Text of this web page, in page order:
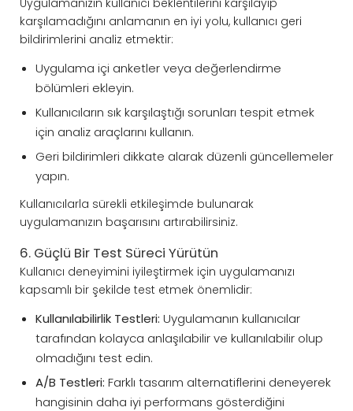
Uygulamanızın kullanıcı beklentilerini karşılayıp
karşılamadığını anlamanın en iyi yolu, kullanıcı geri
bildirimlerini analiz etmektir:
Uygulama içi anketler veya değerlendirme
bölümleri ekleyin.
Kullanıcıların sık karşılaştığı sorunları tespit etmek
için analiz araçlarını kullanın.
Geri bildirimleri dikkate alarak düzenli güncellemeler
yapın.
Kullanıcılarla sürekli etkileşimde bulunarak
uygulamanızın başarısını artırabilirsiniz.
6. Güçlü Bir Test Süreci Yürütün
Kullanıcı deneyimini iyileştirmek için uygulamanızı
kapsamlı bir şekilde test etmek önemlidir:
Kullanılabilirlik Testleri: Uygulamanın kullanıcılar
tarafından kolayca anlaşılabilir ve kullanılabilir olup
olmadığını test edin.
A/B Testleri: Farklı tasarım alternatiflerini deneyerek
hangisinin daha iyi performans gösterdiğini